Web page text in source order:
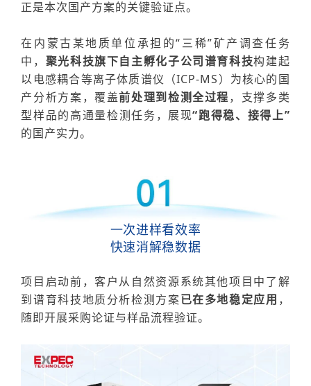
正是本次国产方案的关键验证点。
在内蒙古某地质单位承担的“三稀”矿产调查任务
中 ， 聚光科技旗下自主孵化子公司谱育科技构建起
以电感耦合等离子体质谱仪（ICP-MS）为核心的国
产分析方案，覆盖前处理到检测全过程， 支撑多类
型样品的高通量检测任务 ，展现“跑得稳、接得上”
的国产实力。
一次进样看效率
快速消解稳数据
项目启动前，客户从自然资源系统其他项目中了解
到谱育科技地质分析检测方案已在多地稳定应用 ，
随即开展采购论证与样品流程验证。